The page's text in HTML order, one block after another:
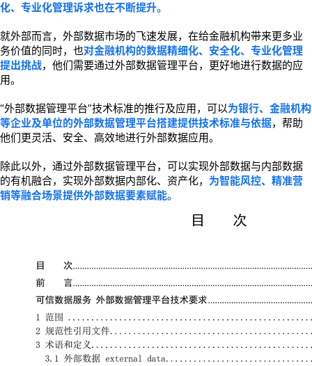
化、专业化管理诉求也在不断提升。
就外部而言，外部数据市场的飞速发展，在给金融机构带来更多业
务价值的同时，也对金融机构的数据精细化、安全化、专业化管理
提出挑战，他们需要通过外部数据管理平台，更好地进行数据的应
用。
“外部数据管理平台”技术标准的推行及应用，可以为银行、金融机构
等企业及单位的外部数据管理平台搭建提供技术标准与依据，帮助
他们更灵活、安全、高效地进行外部数据应用。
除此以外，通过外部数据管理平台，可以实现外部数据与内部数据
的有机融合，实现外部数据内部化、资产化， 为智能风控、精准营
销等融合场景提供外部数据要素赋能。